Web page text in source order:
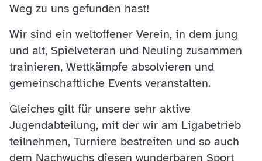
Weg zu uns gefunden hast!
Wir sind ein weltoffener Verein, in dem jung
und alt, Spielveteran und Neuling zusammen
trainieren, Wettkämpfe absolvieren und
gemeinschaftliche Events veranstalten.
Gleiches gilt für unsere sehr aktive
Jugendabteilung, mit der wir am Ligabetrieb
teilnehmen, Turniere bestreiten und so auch
dem Nachwuchs diesen wunderbaren Sport